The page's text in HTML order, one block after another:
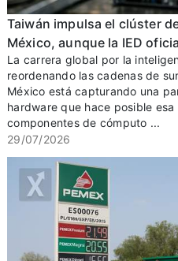
Taiwán impulsa el clúster
México, aunque la IED
La carrera global por la
reordenando las cadenas de
México está capturando una
hardware que hace posible
componentes de cómputo ...
29/07/2026